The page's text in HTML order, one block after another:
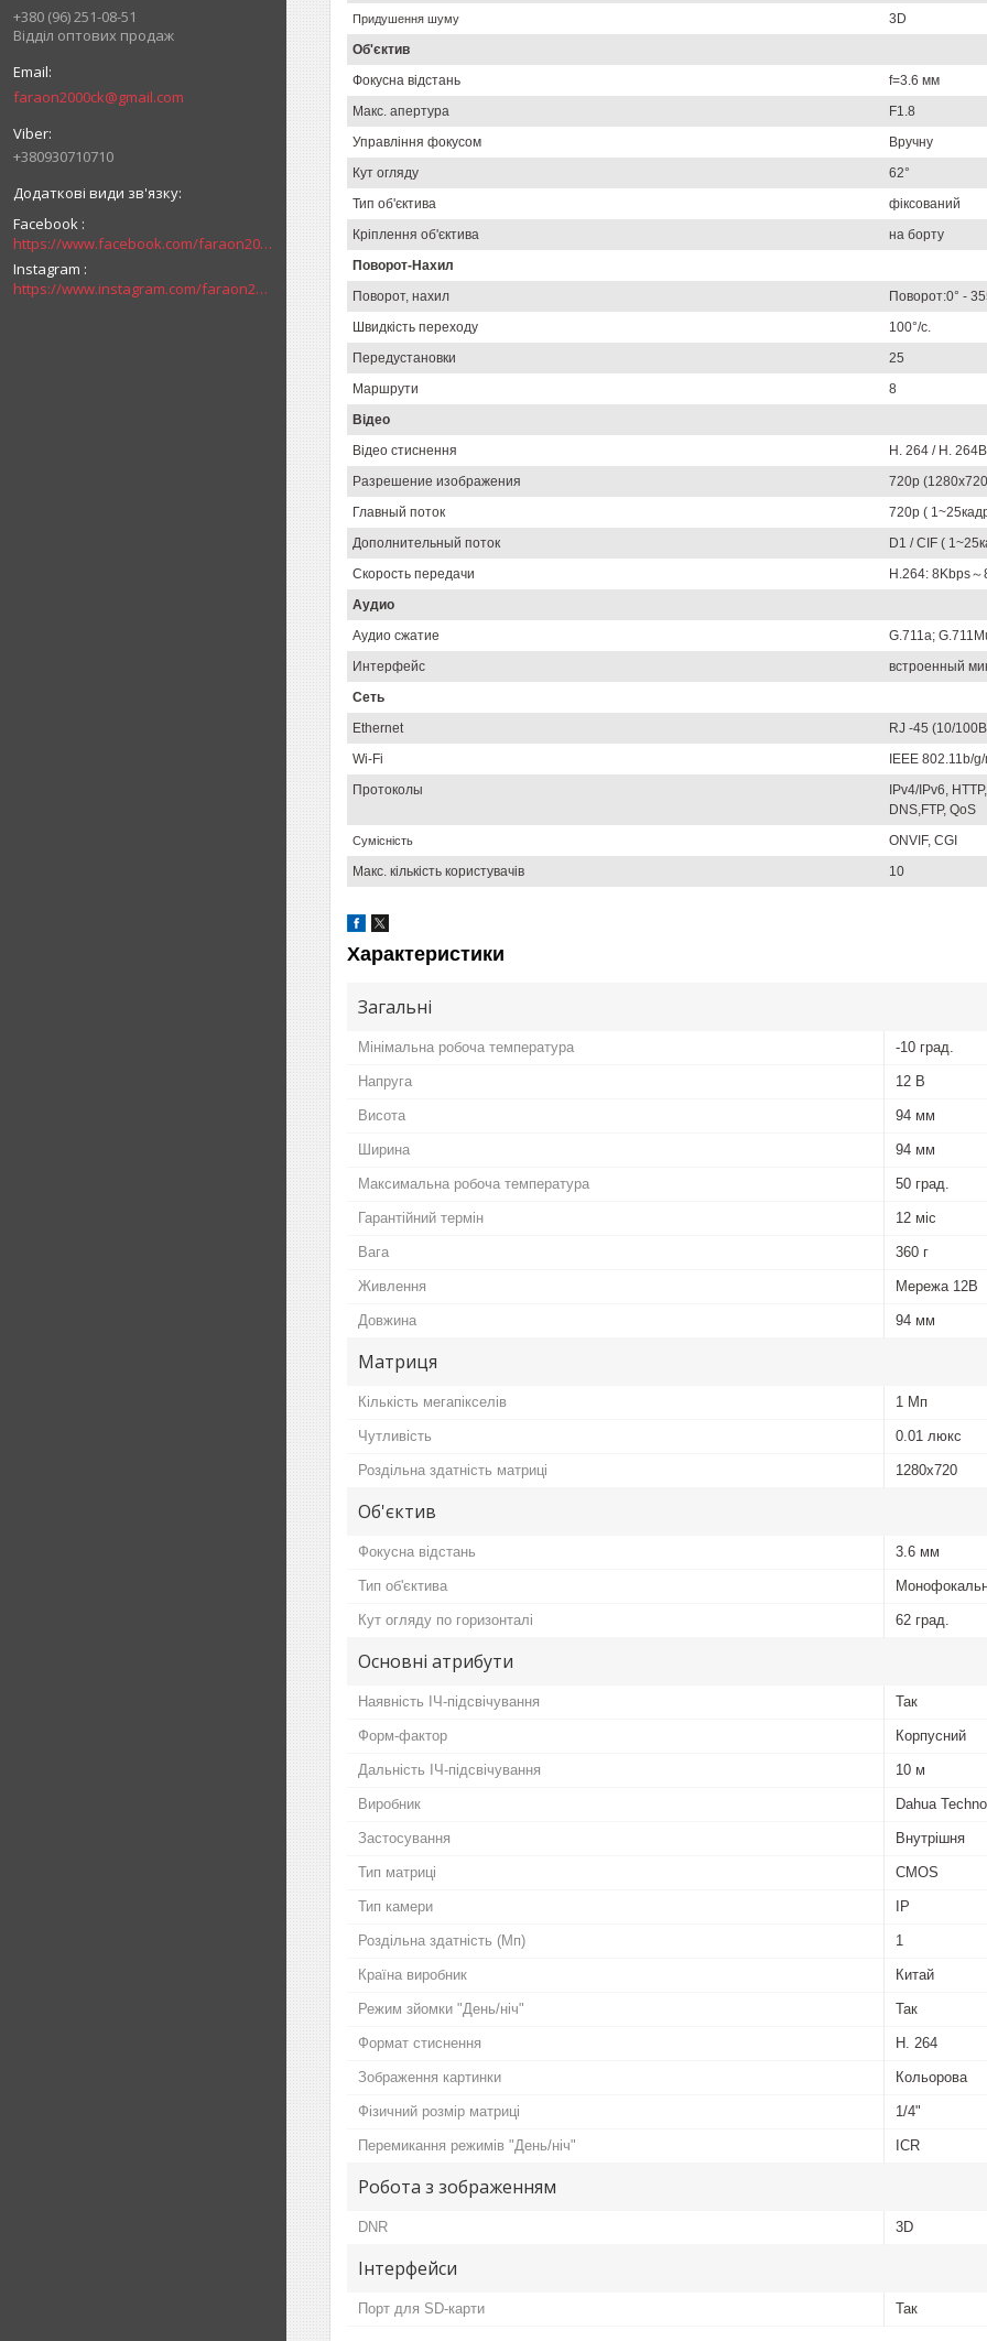
+380 (96) 251-08-51
Відділ оптових продаж
faraon2000ck@gmail.com
+380930710710
Facebook
https://www.facebook.com/faraon2000ck/
Instagram
https://www.instagram.com/faraon2000com/
Придушення шуму
3D
Об'єктив
Фокусна відстань
f=3.6 мм
Макс. апертура
F1.8
Управління фокусом
Вручну
Кут огляду
62°
Тип об'єктива
фіксований
Кріплення об'єктива
на борту
Поворот-Нахил
Поворот, нахил
Поворот:0° -
Швидкість переходу
100°/с.
Передустановки
25
Маршрути
8
Відео
Відео стиснення
H. 264 / H.
Разрешение изображения
720p
Главный поток
720p (
Дополнительный поток
D1 / CIF (
Скорость передачи
H.264: 8Kbps
Аудио
Аудио сжатие
G.711a;
Интерфейс
встроенный
Сеть
Ethernet
RJ -45 (10/
Wi-Fi
IEEE 802.11b/g/
Протоколы
IPv4/IPv6,
DNS,FTP, QoS
Сумісність
ONVIF, CGI
Макс. кількість користувачів
10
Характеристики
Загальні
Мінімальна робоча температура -10 град.
Напруга 12 В
Висота 94 мм
Ширина 94 мм
Максимальна робоча температура 50 град.
Гарантійний термін 12 міс
Вага 360 г
Живлення Мережа 12В
Довжина 94 мм
Матриця
Кількість мегапікселів 1 Мп
Чутливість 0.01 люкс
Роздільна здатність матриці 1280x720
Об'єктив
Фокусна відстань 3.6 мм
Тип об'єктива
Кут огляду по горизонталі 62 град.
Основні атрибути
Наявність ІЧ-підсвічування Так
Форм-фактор Корпусний
Дальність ІЧ-підсвічування 10 м
Виробник Dahua
Застосування Внутрішня
Тип матриці CMOS
Тип камери IP
Роздільна здатність (Мп) 1
Країна виробник Китай
Режим зйомки "День/ніч" Так
Формат стиснення H. 264
Зображення картинки Кольорова
Фізичний розмір матриці 1/4"
Перемикання режимів "День/ніч" ICR
Робота з зображенням
DNR 3D
Інтерфейси
Порт для SD-карти Так